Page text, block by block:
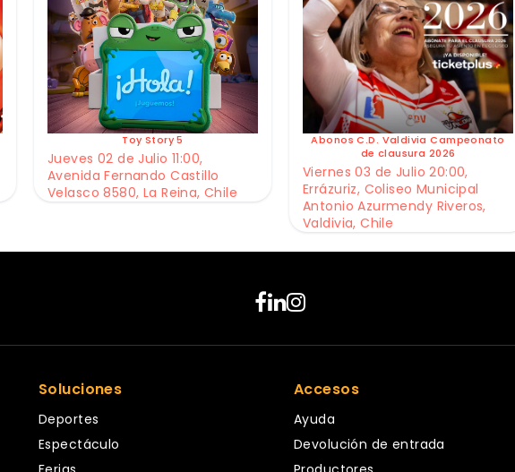
Toy Story 5
Jueves 02 de Julio 11:00,
Avenida Fernando Castillo
Velasco 8580, La Reina, Chile
Abonos C.D. Valdivia Campeonato
de clausura 2026
Viernes 03 de Julio 20:00,
Errázuriz, Coliseo Municipal
Antonio Azurmendy Riveros,
Valdivia, Chile
Soluciones
Deportes
Espectáculo
Accesos
Ayuda
Devolución de entrada